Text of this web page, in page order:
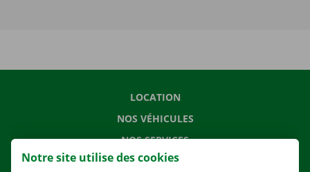
LOCATION
NOS VÉHICULES
NOS SERVICES
AGENCES
Notre site utilise des cookies